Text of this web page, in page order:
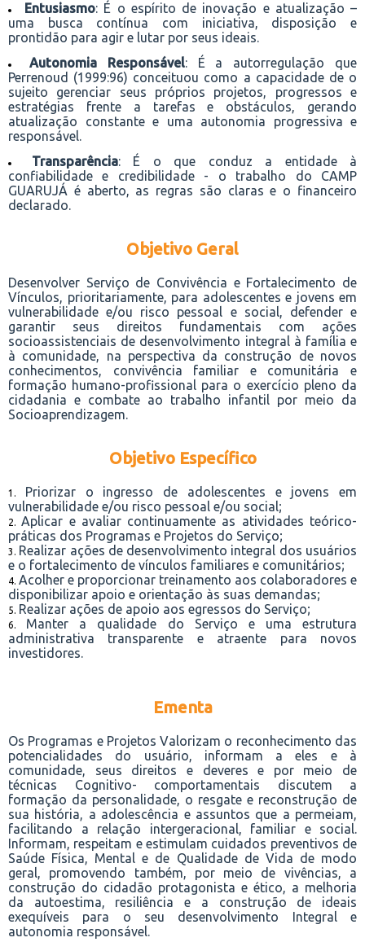
Entusiasmo: É o espírito de inovação e atualização –
uma busca contínua com iniciativa, disposição e
prontidão para agir e lutar por seus ideais.
Autonomia Responsável: É a autorregulação que
Perrenoud (1999:96) conceituou como a capacidade de o
sujeito gerenciar seus próprios projetos, progressos e
estratégias frente a tarefas e obstáculos, gerando
atualização constante e uma autonomia progressiva e
responsável.
Transparência: É o que conduz a entidade à
confiabilidade e credibilidade - o trabalho do CAMP
GUARUJÁ é aberto, as regras são claras e o financeiro
declarado.
Objetivo Geral
Desenvolver Serviço de Convivência e Fortalecimento de
Vínculos, prioritariamente, para adolescentes e jovens em
vulnerabilidade e/ou risco pessoal e social, defender e
garantir seus direitos fundamentais com ações
socioassistenciais de desenvolvimento integral à família e
à comunidade, na perspectiva da construção de novos
conhecimentos, convivência familiar e comunitária e
formação humano-profissional para o exercício pleno da
cidadania e combate ao trabalho infantil por meio da
Socioaprendizagem.
Objetivo Específico
Priorizar o ingresso de adolescentes e jovens em
vulnerabilidade e/ou risco pessoal e/ou social;
Aplicar e avaliar continuamente as atividades teórico-
práticas dos Programas e Projetos do Serviço;
Realizar ações de desenvolvimento integral dos usuários
e o fortalecimento de vínculos familiares e comunitários;
Acolher e proporcionar treinamento aos colaboradores e
disponibilizar apoio e orientação às suas demandas;
Realizar ações de apoio aos egressos do Serviço;
Manter a qualidade do Serviço e uma estrutura
administrativa transparente e atraente para novos
investidores.
Ementa
Os Programas e Projetos Valorizam o reconhecimento das
potencialidades do usuário, informam a eles e à
comunidade, seus direitos e deveres e por meio de
técnicas Cognitivo- comportamentais discutem a
formação da personalidade, o resgate e reconstrução de
sua história, a adolescência e assuntos que a permeiam,
facilitando a relação intergeracional, familiar e social.
Informam, respeitam e estimulam cuidados preventivos de
Saúde Física, Mental e de Qualidade de Vida de modo
geral, promovendo também, por meio de vivências, a
construção do cidadão protagonista e ético, a melhoria
da autoestima, resiliência e a construção de ideais
exequíveis para o seu desenvolvimento Integral e
autonomia responsável.